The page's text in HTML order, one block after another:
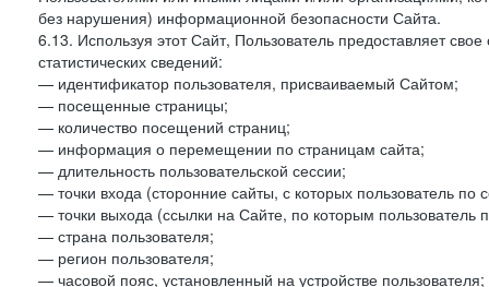
без нарушения) информационной безопасности Сайта.
6.13. Используя этот Сайт, Пользователь предоставляет
статистических сведений:
— идентификатор пользователя, присваиваемый Сайтом;
— посещенные страницы;
— количество посещений страниц;
— информация о перемещении по страницам сайта;
— длительность пользовательской сессии;
— точки входа (сторонние сайты, с которых пользователь по
— точки выхода (ссылки на Сайте, по которым пользователь
— страна пользователя;
— регион пользователя;
— часовой пояс, установленный на устройстве пользователя;